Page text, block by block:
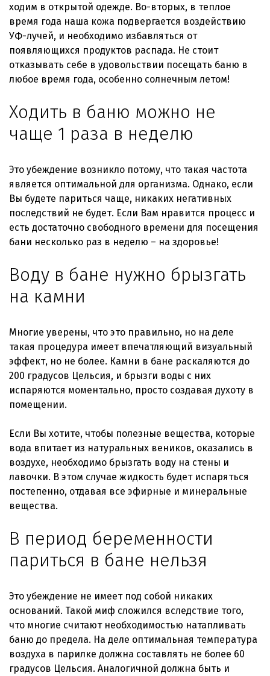
ходим в открытой одежде. Во-вторых, в теплое
время года наша кожа подвергается воздействию
УФ-лучей, и необходимо избавляться от
появляющихся продуктов распада. Не стоит
отказывать себе в удовольствии посещать баню в
любое время года, особенно солнечным летом!
Ходить в баню можно не
чаще 1 раза в неделю
Это убеждение возникло потому, что такая частота
является оптимальной для организма. Однако, если
Вы будете париться чаще, никаких негативных
последствий не будет. Если Вам нравится процесс и
есть достаточно свободного времени для посещения
бани несколько раз в неделю – на здоровье!
Воду в бане нужно брызгать
на камни
Многие уверены, что это правильно, но на деле
такая процедура имеет впечатляющий визуальный
эффект, но не более. Камни в бане раскаляются до
200 градусов Цельсия, и брызги воды с них
испаряются моментально, просто создавая духоту в
помещении.
Если Вы хотите, чтобы полезные вещества, которые
вода впитает из натуральных веников, оказались в
воздухе, необходимо брызгать воду на стены и
лавочки. В этом случае жидкость будет испаряться
постепенно, отдавая все эфирные и минеральные
вещества.
В период беременности
париться в бане нельзя
Это убеждение не имеет под собой никаких
оснований. Такой миф сложился вследствие того,
что многие считают необходимостью натапливать
баню до предела. На деле оптимальная температура
воздуха в парилке должна составлять не более 60
градусов Цельсия. Аналогичной должна быть и